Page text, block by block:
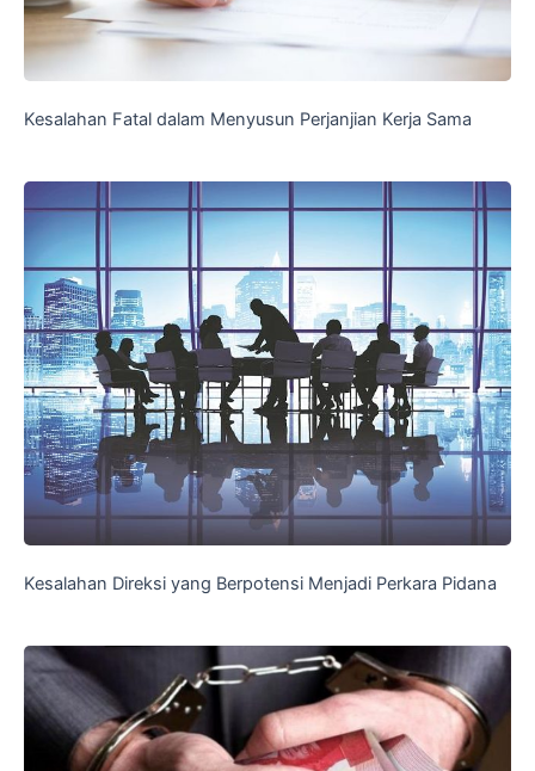
Kesalahan Fatal dalam Menyusun Perjanjian Kerja Sama
Kesalahan Direksi yang Berpotensi Menjadi Perkara Pidana